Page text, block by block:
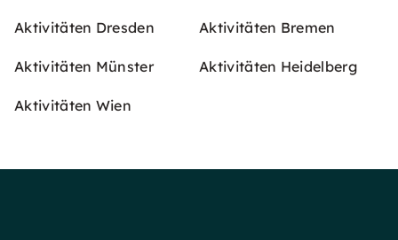
Aktivitäten Dresden Aktivitäten Bremen
Aktivitäten Münster Aktivitäten Heidelberg
Aktivitäten Wien